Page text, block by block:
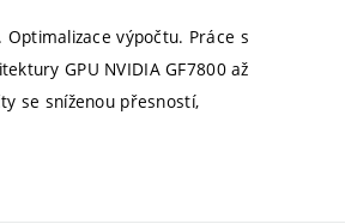
výpočtu. Práce s
GPU NVIDIA GF7800 až
se sníženou přesností,